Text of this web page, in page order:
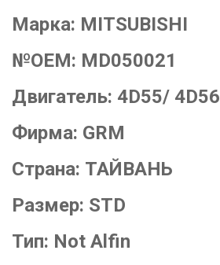
Марка: MITSUBISHI
№OEM: MD050021
Двигатель: 4D55/ 4D56
Фирма: GRM
Страна: ТАЙВАНЬ
Размер: STD
Тип: Not Alfin